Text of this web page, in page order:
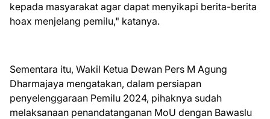
kepada masyarakat agar dapat menyikapi berita-berita
hoax menjelang pemilu," katanya.
Sementara itu, Wakil Ketua Dewan Pers M Agung
Dharmajaya mengatakan, dalam persiapan
penyelenggaraan Pemilu 2024, pihaknya sudah
melaksanaan penandatanganan MoU dengan Bawaslu